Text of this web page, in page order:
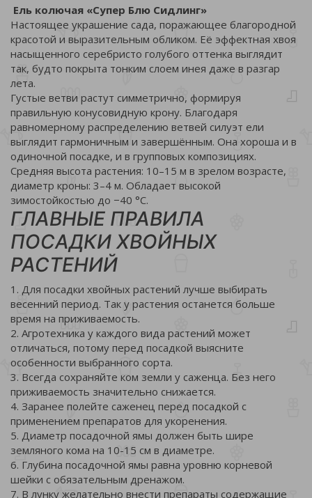
Ель колючая «Супер Блю Сидлинг»
Настоящее украшение сада, поражающее благородной
красотой и выразительным обликом. Её эффектная хвоя
насыщенного серебристо голубого оттенка выглядит
так, будто покрыта тонким слоем инея даже в разгар
лета.
Густые ветви растут симметрично, формируя
правильную конусовидную крону. Благодаря
равномерному распределению ветвей силуэт ели
выглядит гармоничным и завершённым. Она хороша и в
одиночной посадке, и в групповых композициях.
Средняя высота растения: 10–15 м в зрелом возрасте,
диаметр кроны: 3–4 м. Обладает высокой
зимостойкостью до −40 °C.
ГЛАВНЫЕ ПРАВИЛА
ПОСАДКИ ХВОЙНЫХ
РАСТЕНИЙ
1. Для посадки хвойных растений лучше выбирать
весенний период. Так у растения останется больше
время на приживаемость.
2. Агротехника у каждого вида растений может
отличаться, потому перед посадкой выясните
особенности выбранного сорта.
3. Всегда сохраняйте ком земли у саженца. Без него
приживаемость значительно снижается.
4. Заранее полейте саженец перед посадкой с
применением препаратов для укоренения.
5. Диаметр посадочной ямы должен быть шире
земляного кома на 10-15 см в диаметре.
6. Глубина посадочной ямы равна уровню корневой
шейки с обязательным дренажом.
7. В лунку желательно внести препараты содержащие